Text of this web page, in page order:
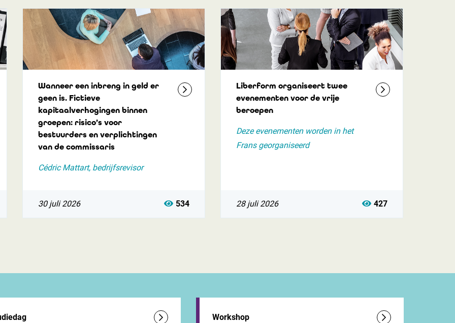
Wanneer een inbreng in geld er
geen is. Fictieve
kapitaalverhogingen binnen
groepen: risico’s voor
bestuurders en verplichtingen
van de commissaris
Cédric Mattart, bedrijfsrevisor
30 juli 2026 534
Liberform organiseert twee
evenementen voor de vrije
beroepen
Deze evenementen worden in het
Frans georganiseerd
28 juli 2026 427
Workshop